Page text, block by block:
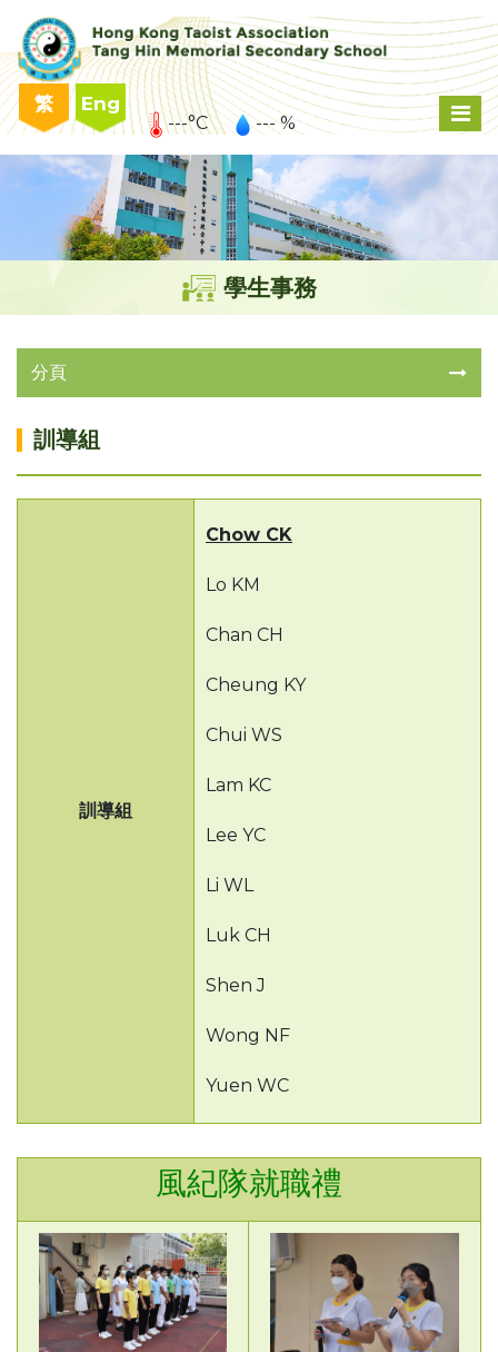
繁 Eng
---°C --- %
學生事務
分頁
訓導組
訓導組
Chow CK
Lo KM
Chan CH
Cheung KY
Chui WS
Lam KC
Lee YC
Li WL
Luk CH
Shen J
Wong NF
Yuen WC
風紀隊就職禮